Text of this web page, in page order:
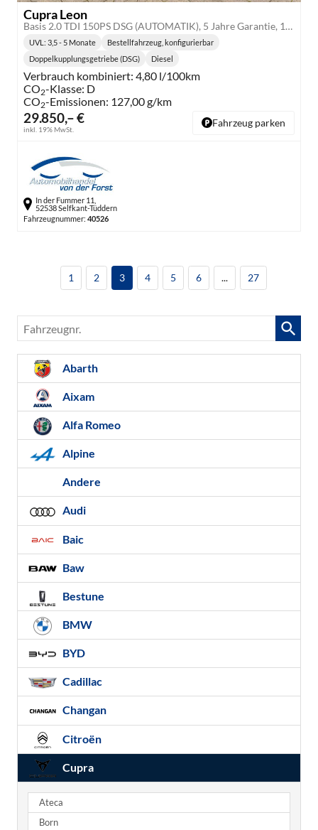
Cupra Leon
Basis 2.0 TDI 150PS DSG (AUTOMATIK), 5 Jahre Garantie, 18" Alufelgen, Voll-LED-Scheinwerfer, 3Z-Climatronic, ACC/Tempomat, Digitales Cockpit, Full Link, Parksensoren v/h, Privacy-Glas, Multifunktions-Lederlenkrad, LED-Nebelscheinwerfer
29.850,– €
inkl. 19% MwSt.
Lieferzeit:
UVL : 3,5 - 5 Monate Bestellfahrzeug, konfigurierbar
Getriebe:
Doppelkupplungsgetriebe (DSG)
Kraftstoff:
Diesel
Verbrauch kombiniert: 4,80 l/100km
CO2-Klasse: D
CO2-Emissionen: 127,00 g/km
Fahrzeug parken
In der Fummer 11,
52538 Selfkant-Tüddern
Fahrzeugnummer: 40526
1 2 3 4 5 6 ... 27
Fahrzeugnr.
Abarth
Aixam
Alfa Romeo
Alpine
Andere
Audi
Baic
Baw
Bestune
BMW
BYD
Cadillac
Changan
Citroën
Cupra
Ateca
Born